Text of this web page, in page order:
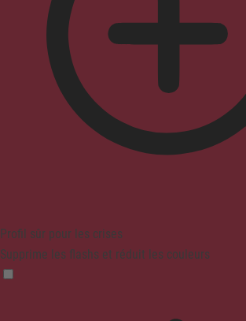
Profil sûr pour les crises
Supprime les flashs et réduit les couleurs